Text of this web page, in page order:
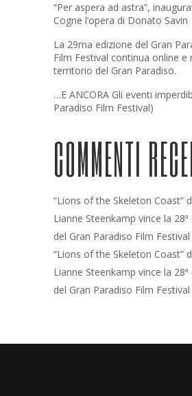
“Per aspera ad astra”,
Cogne l’opera di Donato Savin
La 29ma edizione del Gran
Film Festival continua online e
territorio del Gran Paradiso.
…E ANCORA Gli eventi
Paradiso Film Festival)
COMMENTI
“Lions of the Skeleton Coast”
Lianne Steenkamp vince la 28ª
del Gran Paradiso Film Festival
“Lions of the Skeleton Coast”
Lianne Steenkamp vince la 28ª
del Gran Paradiso Film Festival